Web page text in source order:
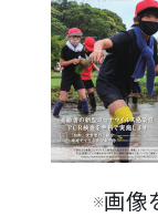
※画像を